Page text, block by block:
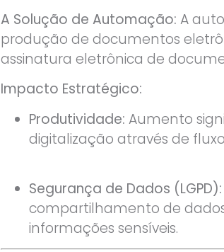
A Solução de Automação: A
produção de documentos
assinatura eletrônica de
Impacto Estratégico:
Produtividade: Aumento
digitalização através de
Segurança de Dados (LGPD):
compartilhamento de
informações sensíveis.